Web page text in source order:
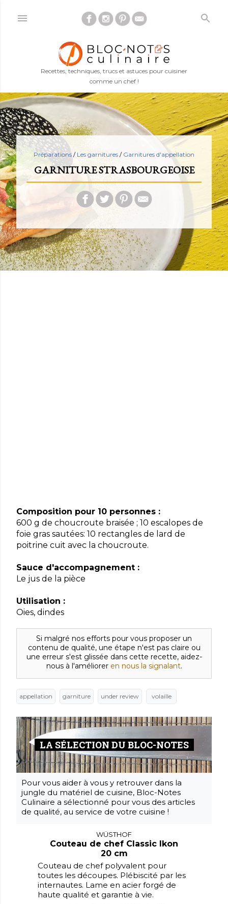
Accéder au contenu principal
Recettes, techniques, trucs et astuces pour cuisiner
comme un chef !
Préparations / Les garnitures / Garnitures d'appellation
GARNITURE STRASBOURGEOISE
Composition pour 10 personnes :
600 g de choucroute braisée ; 10 escalopes de
foie gras sautées: 10 rectangles de lard de
poitrine cuit avec la choucroute.
Sauce d'accompagnement :
Le jus de la pièce
Utilisation :
Oies, dindes
Si malgré nos efforts pour vous proposer un
contenu de qualité, une étape n'est pas claire ou
une erreur s'est glissée dans cette recette, aidez-
nous à l'améliorer en nous la signalant.
appellation garniture under review volaille
LA SÉLECTION DU BLOC-NOTES
Pour vous aider à vous y retrouver dans la
jungle du matériel de cuisine, Bloc-Notes
Culinaire a sélectionné pour vous des articles
de qualité, au service de votre cuisine !
WÜSTHOF
Couteau de chef Classic Ikon
20 cm
Couteau de chef polyvalent pour
toutes les découpes. Plébiscité par les
internautes. Lame en acier forgé de
haute qualité et garantie à vie.